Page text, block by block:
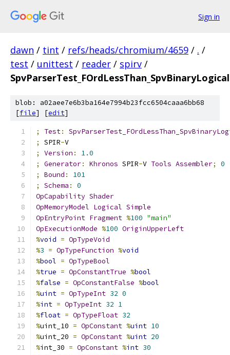
Sign in
dawn / tint / refs/heads/chromium/4659 / . /
test / unittest / reader / spirv /
blob: a02aee7e6b3ba164e7994b23fcc6504caaa6bb68
[file] [edit]
; Test:
;
SPIR-V
;
Version :
1.0
;
Generator: Khronos SPIR-V Tools Assembler;
0
;
Bound :
101
;
Schema :
0
OpCapability Shader
OpMemoryModel Logical Simple
OpEntryPoint Fragment %100 "main"
OpExecutionMode %100 OriginUpperLeft
%void = OpTypeVoid
%3 = OpTypeFunction %void
%bool = OpTypeBool
%true = OpConstantTrue %bool
%false = OpConstantFalse %bool
%uint = OpTypeInt 32 0
%int = OpTypeInt 32 1
%float = OpTypeFloat 32
%uint_10 = OpConstant %uint 10
%uint_20 = OpConstant %uint 20
%int_30 = OpConstant %int 30